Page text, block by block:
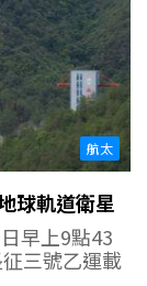
航太
球軌道衛星
早上9點43
三號乙運載